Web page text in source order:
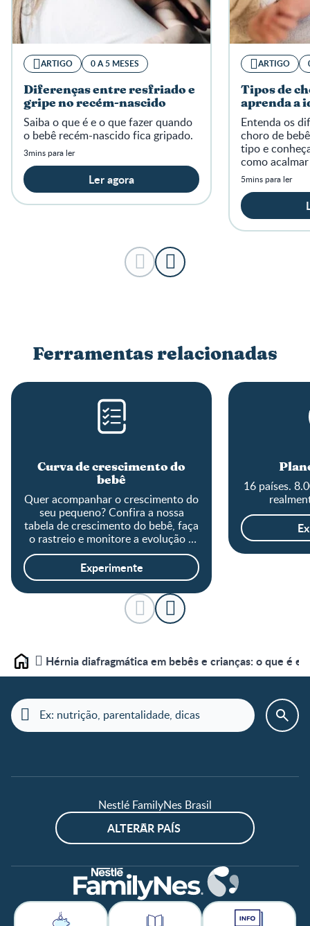
ARTIGO 0 A 5 MESES
Diferenças entre resfriado e
gripe no recém-nascido
Saiba o que é e o que fazer quando
o bebê recém-nascido fica gripado.
3mins para ler
Ler agora
ARTIGO
Tipos de
aprenda a
Entenda os
choro de
tipo e
como
momentos
5mins para ler
Ferramentas relacionadas
Curva de crescimento do
bebê
Quer acompanhar o crescimento do
seu pequeno? Confira a nossa
tabela de crescimento do bebê, faça
o rastreio e monitore a evolução o
tamanho do baby!
Experimente
16 países.
Home Hérnia diafragmática em bebês e crianças: o que é e
Nestlé FamilyNes Brasil
ALTERAR PAÍS